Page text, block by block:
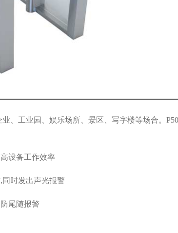
、工业园、娱乐场所、景区、写字楼等场合。
设备工作效率
,同时发出声光报警
尾随报警